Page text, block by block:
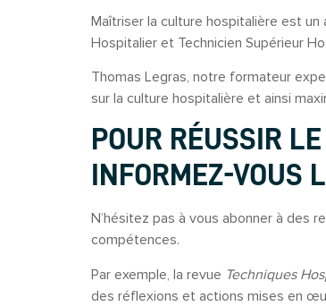
Maîtriser la culture hospitalière est
Hospitalier et Technicien Supérieur
Thomas Legras, notre formateur
sur la culture hospitalière et ainsi
POUR RÉUSSIR
INFORMEZ-VOUS
N’hésitez pas à vous abonner à des
compétences.
Par exemple, la revue Techniques
des réflexions et actions mises en